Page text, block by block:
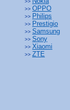
>>
>> OPPO
>> Philips
>> Prestigio
>> Samsung
>> Sony
>> Xiaomi
>> ZTE